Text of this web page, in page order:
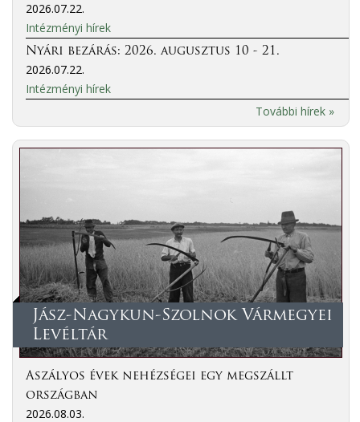
2026.07.22.
Intézményi hírek
Nyári bezárás: 2026. augusztus 10 - 21.
2026.07.22.
Intézményi hírek
További hírek »
Jász-Nagykun-Szolnok Vármegyei
Levéltár
Aszályos évek nehézségei egy megszállt
országban
2026.08.03.